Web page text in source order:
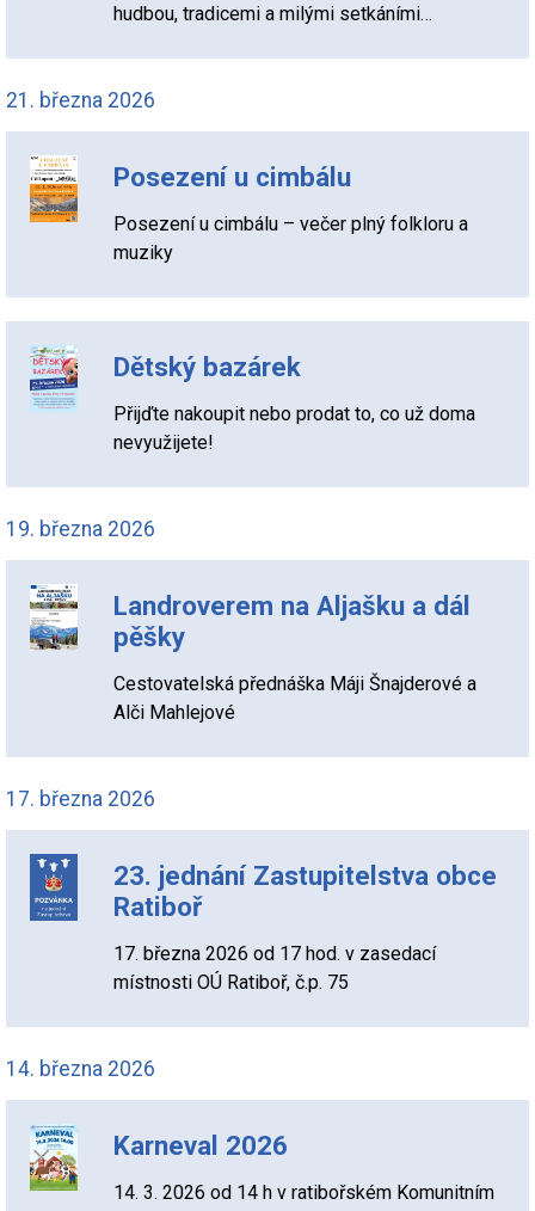
hudbou, tradicemi a milými setkáními…
21. března 2026
Posezení u cimbálu
Posezení u cimbálu – večer plný folkloru a
muziky
Dětský bazárek
Přijďte nakoupit nebo prodat to, co už doma
nevyužijete!
19. března 2026
Landroverem na Aljašku a dál
pěšky
Cestovatelská přednáška Máji Šnajderové a
Alči Mahlejové
17. března 2026
23. jednání Zastupitelstva obce
Ratiboř
17. března 2026 od 17 hod. v zasedací
místnosti OÚ Ratiboř, č.p. 75
14. března 2026
Karneval 2026
14. 3. 2026 od 14 h v ratibořském Komunitním